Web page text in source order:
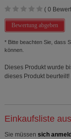
( 0
Bewertung abgeben
* Bitte beachten Sie, dass
können.
Dieses Produkt wurde
dieses Produkt beurteilt!
Einkaufsliste
Sie müssen sich